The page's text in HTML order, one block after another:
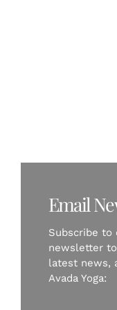
Email
Subscribe to
newsletter
latest news,
Avada Yoga: